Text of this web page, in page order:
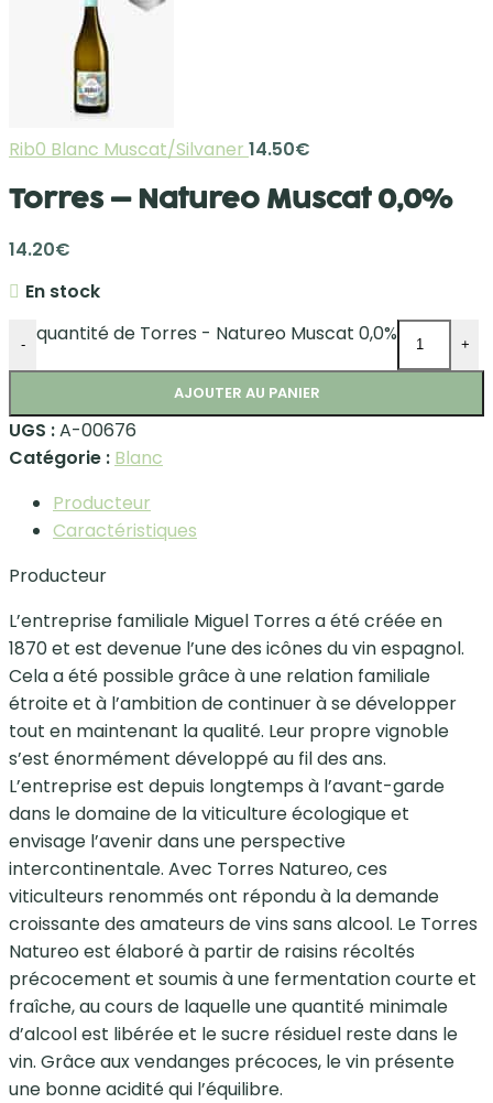
Rib0 Blanc Muscat/Silvaner 14.50€
Torres – Natureo Muscat 0,0%
14.20€
En stock
- quantité de Torres - Natureo Muscat 0,0% +
AJOUTER AU PANIER
UGS :A-00676
Catégorie : Blanc
Producteur
Caractéristiques
Producteur
L’entreprise familiale Miguel Torres a été créée en
1870 et est devenue l’une des icônes du vin espagnol.
Cela a été possible grâce à une relation familiale
étroite et à l’ambition de continuer à se développer
tout en maintenant la qualité. Leur propre vignoble
s’est énormément développé au fil des ans.
L’entreprise est depuis longtemps à l’avant-garde
dans le domaine de la viticulture écologique et
envisage l’avenir dans une perspective
intercontinentale. Avec Torres Natureo, ces
viticulteurs renommés ont répondu à la demande
croissante des amateurs de vins sans alcool. Le Torres
Natureo est élaboré à partir de raisins récoltés
précocement et soumis à une fermentation courte et
fraîche, au cours de laquelle une quantité minimale
d’alcool est libérée et le sucre résiduel reste dans le
vin. Grâce aux vendanges précoces, le vin présente
une bonne acidité qui l’équilibre.